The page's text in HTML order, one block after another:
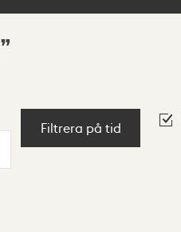
Filtrera på tid